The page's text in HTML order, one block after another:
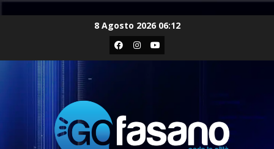
8 Agosto 2026 06:12
Facebook
Instagram
Youtube